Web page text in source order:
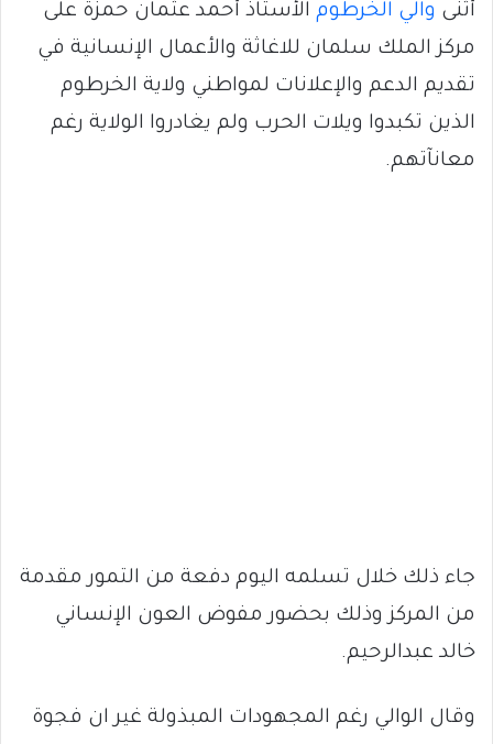
أثنى والي الخرطوم الأستاذ أحمد عثمان حمزة على
مركز الملك سلمان للاغاثة والأعمال الإنسانية في
تقديم الدعم والإعلانات لمواطني ولاية الخرطوم
الذين تكبدوا ويلات الحرب ولم يغادروا الولاية رغم
معانآتهم.
جاء ذلك خلال تسلمه اليوم دفعة من التمور مقدمة
من المركز وذلك بحضور مفوض العون الإنساني
خالد عبدالرحيم.
وقال الوالي رغم المجهودات المبذولة غير ان فجوة